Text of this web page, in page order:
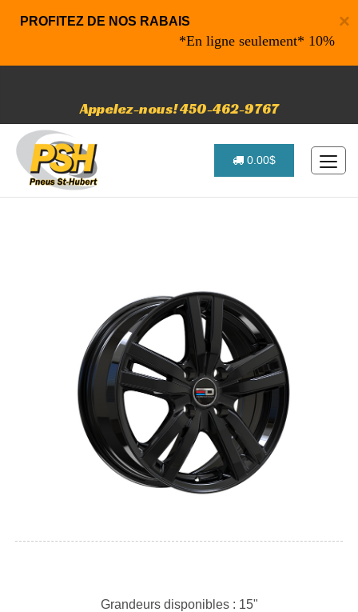
×
PROFITEZ DE NOS RABAIS
*En ligne seulement* 10% de
Appelez-nous! 450-462-9767
0.00$
Grandeurs disponibles : 15"